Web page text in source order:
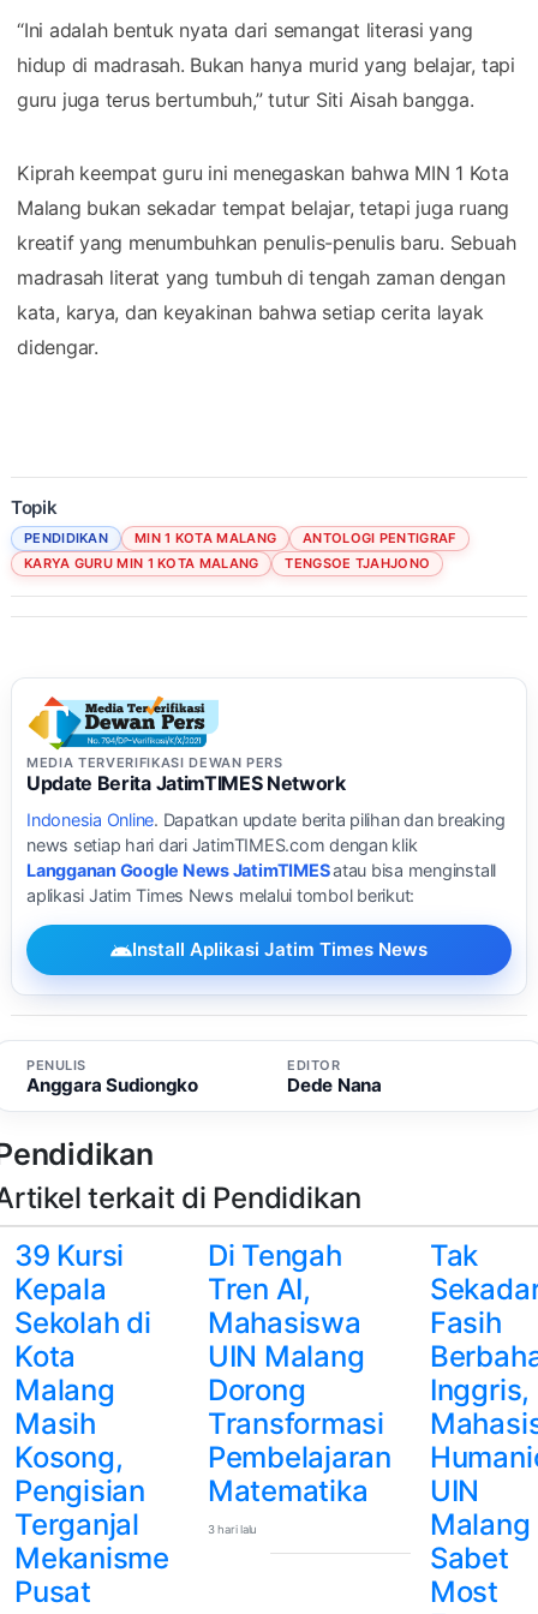
“Ini adalah bentuk nyata dari semangat literasi yang
hidup di madrasah. Bukan hanya murid yang belajar, tapi
guru juga terus bertumbuh,” tutur Siti Aisah bangga.
Kiprah keempat guru ini menegaskan bahwa MIN 1 Kota
Malang bukan sekadar tempat belajar, tetapi juga ruang
kreatif yang menumbuhkan penulis-penulis baru. Sebuah
madrasah literat yang tumbuh di tengah zaman dengan
kata, karya, dan keyakinan bahwa setiap cerita layak
didengar.
Topik
PENDIDIKAN MIN 1 KOTA MALANG
ANTOLOGI PENTIGRAF
KARYA GURU MIN 1 KOTA MALANG
TENGSOE TJAHJONO
MEDIA TERVERIFIKASI DEWAN PERS
Update Berita JatimTIMES Network
Indonesia Online. Dapatkan update berita pilihan dan breaking
news setiap hari dari JatimTIMES.com dengan klik
Langganan Google News JatimTIMESatau bisa menginstall
aplikasi Jatim Times News melalui tombol berikut:
Install Aplikasi Jatim Times News
PENULIS
Anggara Sudiongko
EDITOR
Dede Nana
terkait di Pendidikan
39 Kursi
Kepala
Sekolah di
Kota
Malang
Masih
Kosong,
Pengisian
Terganjal
Mekanisme
Pusat
Di Tengah
Tren AI,
Mahasiswa
UIN Malang
Dorong
Transformasi
Pembelajaran
Matematika
3 hari lalu
Tak
Fasih
Inggris,
UIN
Malang
Sabet
Most